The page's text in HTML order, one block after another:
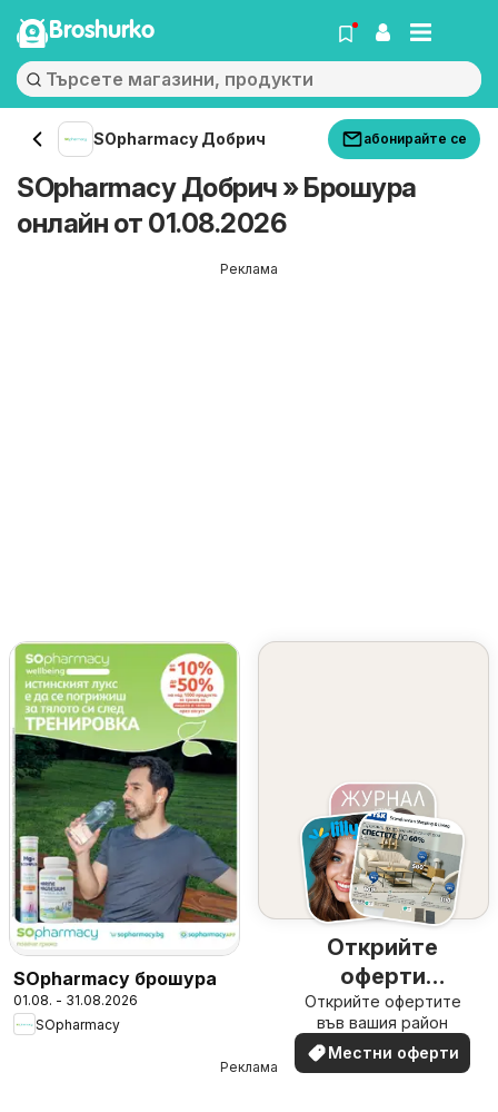
Broshurko
SOpharmacy Добрич абонирайте се
SOpharmacy Добрич » Брошура
онлайн от 01.08.2026
Реклама
SOpharmacy брошура
01.08. - 31.08.2026
SOpharmacy
Открийте
оферти
наблизо
Открийте офертите
във вашия район
Местни оферти
Реклама